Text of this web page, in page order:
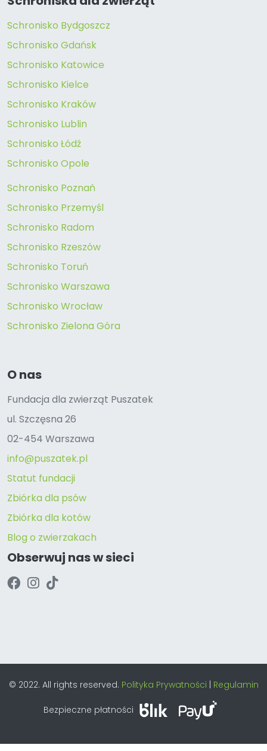
Schronisko Bydgoszcz
Schronisko Gdańsk
Schronisko Katowice
Schronisko Kielce
Schronisko Kraków
Schronisko Lublin
Schronisko Łódź
Schronisko Opole
Schronisko Poznań
Schronisko Przemyśl
Schronisko Radom
Schronisko Rzeszów
Schronisko Toruń
Schronisko Warszawa
Schronisko Wrocław
Schronisko Zielona Góra
O nas
Fundacja dla zwierząt Puszatek
ul. Szczęsna 26
02-454 Warszawa
info@puszatek.pl
Statut fundacji
Zbiórka dla psów
Zbiórka dla kotów
Blog o zwierzakach
Obserwuj nas w sieci
© 2022. All rights reserved. Polityka Prywatności | Regulamin
Bezpieczne płatności